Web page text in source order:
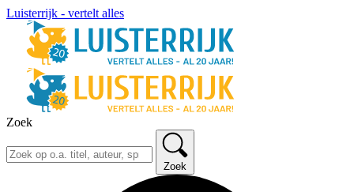
Luisterrijk - vertelt alles
Zoek
Zoek